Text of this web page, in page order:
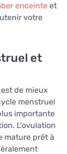
enceinte et
votre
et
de mieux
menstruel
importante
L'ovulation
mature prêt à